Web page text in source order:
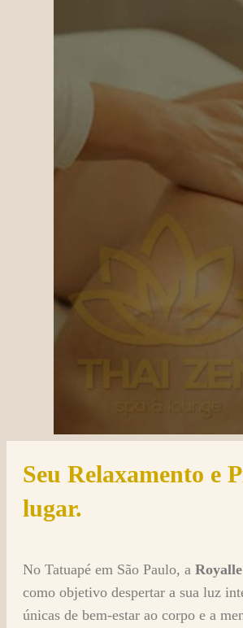
Seu Relaxamento e
lugar.
No Tatuapé em São Paulo, a
como objetivo despertar a sua luz
únicas de bem-estar ao corpo e a